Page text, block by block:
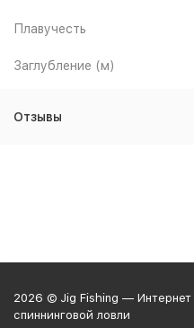
Плавучесть
Заглубление (м)
Отзывы
2026 © Jig Fishing — Интернет
спиннинговой ловли